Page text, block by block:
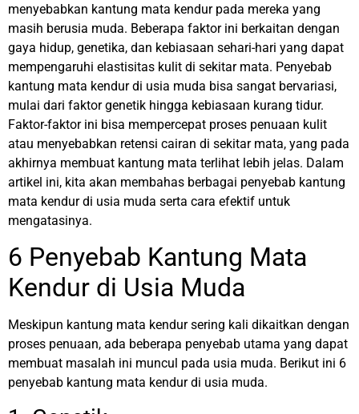
menyebabkan kantung mata kendur pada mereka yang
masih berusia muda. Beberapa faktor ini berkaitan dengan
gaya hidup, genetika, dan kebiasaan sehari-hari yang dapat
mempengaruhi elastisitas kulit di sekitar mata. Penyebab
kantung mata kendur di usia muda bisa sangat bervariasi,
mulai dari faktor genetik hingga kebiasaan kurang tidur.
Faktor-faktor ini bisa mempercepat proses penuaan kulit
atau menyebabkan retensi cairan di sekitar mata, yang pada
akhirnya membuat kantung mata terlihat lebih jelas. Dalam
artikel ini, kita akan membahas berbagai penyebab kantung
mata kendur di usia muda serta cara efektif untuk
mengatasinya.
6 Penyebab Kantung Mata
Kendur di Usia Muda
Meskipun kantung mata kendur sering kali dikaitkan dengan
proses penuaan, ada beberapa penyebab utama yang dapat
membuat masalah ini muncul pada usia muda. Berikut ini 6
penyebab kantung mata kendur di usia muda.